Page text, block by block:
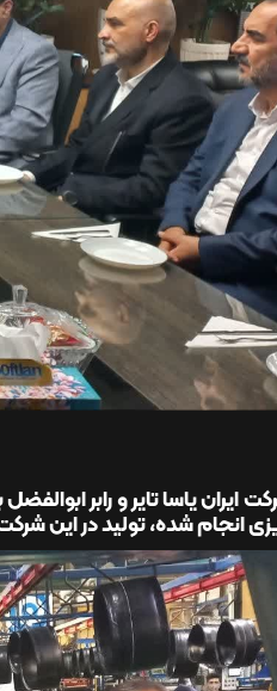
ایران یاسا تایر و رابر
انجام شده، تولید در این